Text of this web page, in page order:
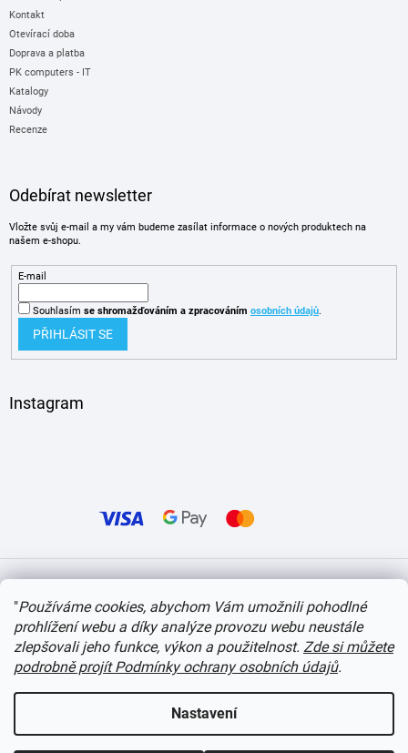
"Používáme cookies, abychom Vám umožnili pohodlné
prohlížení webu a díky analýze provozu webu neustále
zlepšovali jeho funkce, výkon a použitelnost. Zde si můžete
podrobně projít Podmínky ochrany osobních údajů.
Nastavení
Kontakt
Otevírací doba
Doprava a platba
PK computers - IT
Katalogy
Návody
Recenze
Odebírat newsletter
Vložte svůj e-mail a my vám budeme zasílat informace o nových produktech na
našem e-shopu.
E-mail
Souhlasím se shromažďováním a zpracováním osobních údajů.
PŘIHLÁSIT SE
Instagram
Copyright 2026 itvlaky.cz . Všechna práva vyhrazena. Upravit nastavení cookies